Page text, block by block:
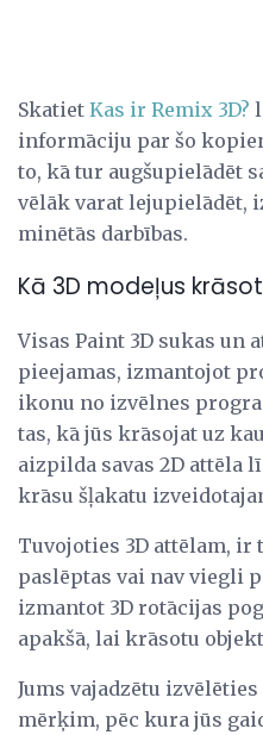
Skatiet Kas ir Remix 3D?
informāciju par šo
to, kā tur augšupielādēt
vēlāk varat lejupielādēt,
minētās darbības.
Kā 3D modeļus
Visas Paint 3D sukas un
pieejamas, izmantojot
ikonu no izvēlnes
tas, kā jūs krāsojat uz
aizpilda savas 2D attēla
krāsu šļakatu
Tuvojoties 3D attēlam,
paslēptas vai nav viegli
izmantot 3D rotācijas
apakšā, lai krāsotu
Jums vajadzētu
mērķim, pēc kura jūs